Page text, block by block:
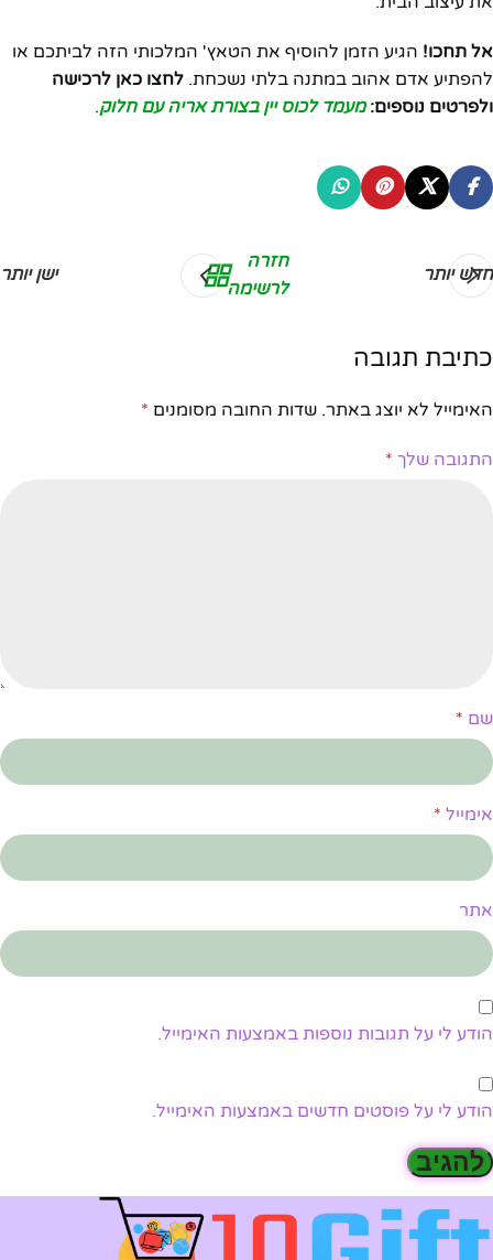
אל תחכו! הגיע הזמן להוסיף את הטאץ' המלכותי הזה לביתכם או
להפתיע אדם אהוב במתנה בלתי נשכחת. לחצו כאן לרכישה
ולפרטים נוספים: מעמד לכוס יין בצורת אריה עם חלוק.
חדש יותר
חזרה
לרשימה
ישן יותר
כתיבת תגובה
האימייל לא יוצג באתר. שדות החובה מסומנים *
התגובה שלך *
שם *
אימייל *
אתר
הודע לי על תגובות נוספות באמצעות האימייל.
הודע לי על פוסטים חדשים באמצעות האימייל.